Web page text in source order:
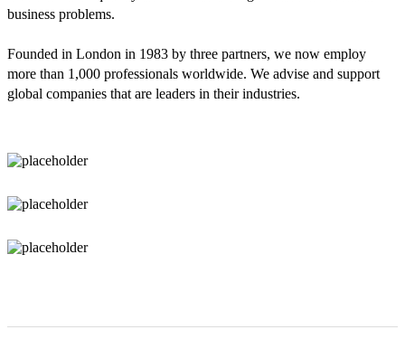
business problems.
Founded in London in 1983 by three partners, we now employ
more than 1,000 professionals worldwide. We advise and support
global companies that are leaders in their industries.